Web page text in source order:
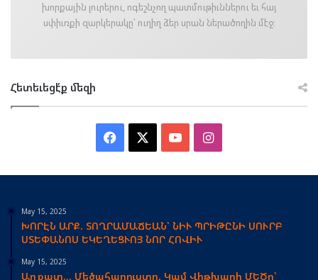
խորքային լուրերու, ոգեշնչող պատմութիւններու եւ հայ
սփիւռքի զարկերակը՝ ուղիղ ձեր սրան ներածողին մէջ։
Հետեւեցէ՛ք մեզի
Facebook YouTubeInstagram
May 15, 2025
ԽՈՐԷՆ ԱՐՔ. ՏՈՂՐԱՄԱՃԵԱՆ՝ ՆԻՒ ՊՐԻԹԸՆԻ ՍՈՒՐԲ
ՍՏԵՓԱՆՈՍ ԵԿԵՂԵՑՒՈՅ ՆՈՐ ՀՈՎԻՒ
May 15, 2025
Աղքատ… Մեծահարուստը, Կամ Վիթխարի ՄԵԾը՝